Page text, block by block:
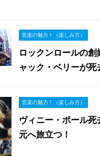
音楽の魅力！（楽しみ方）
ロックンロールの
ャック・ベリーが死
音楽の魅力！（楽しみ方）
ヴィニー・ポール
元へ旅立つ！